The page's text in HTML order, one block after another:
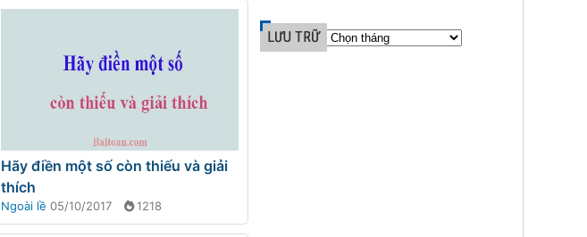
Hãy điền một số còn thiếu và giải
thích
Ngoài lề 05/10/2017 1218
LƯU TRỮ